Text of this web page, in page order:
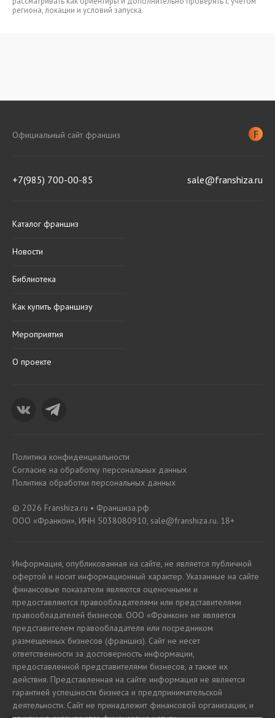
региона, локации и условий запуска.
Официальный сайт франшиз
+7(985) 700-00-85 sale@franshiza.ru
Каталог франшиз
Новости
Библиотека
Как купить франшизу
Мероприятия
О проекте
Политика конфиденциальности
Согласие на обработку персональных данных
Политика обработки персональных данных
© 2026 Franshiza.ru • Франшиза.рф
ООО «Франкон», ИНН 5038080910, sale@franshiza.ru. 18+
Информация, опубликованная на сайте, не является публичной
офертой и носит информационный характер. Указанные на сайте
финансовые показатели являются оценочными и
предоставляются правообладателями или представителями
правообладателей бизнесов. ООО «Франкон» не является
представителем правообладателя или посредником
размещенных бизнесов (франшиз). Сайт не несет
ответственности за достоверность информации,
предоставленной представителями бизнесов, а также их
действия. Представленная на сайте информация не является
гарантией успешности бизнеса и предпринимательской
деятельности. Сайт не принадлежит финансовой организации, и